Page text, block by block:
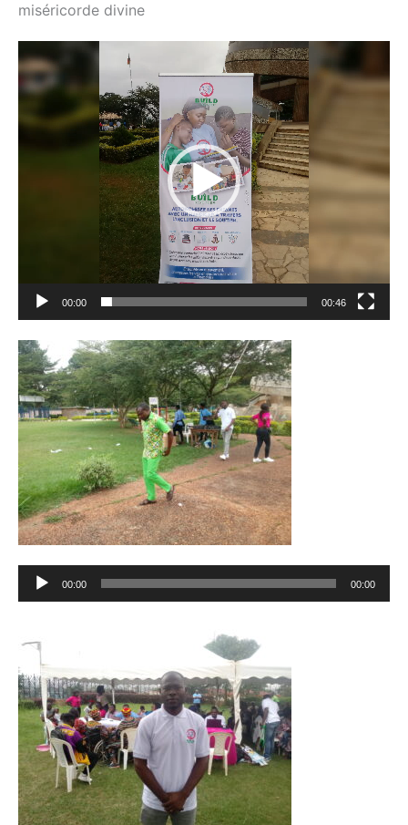
miséricorde divine
vidéo
00:00 00:46
Lecteur
audio
00:00 00:00